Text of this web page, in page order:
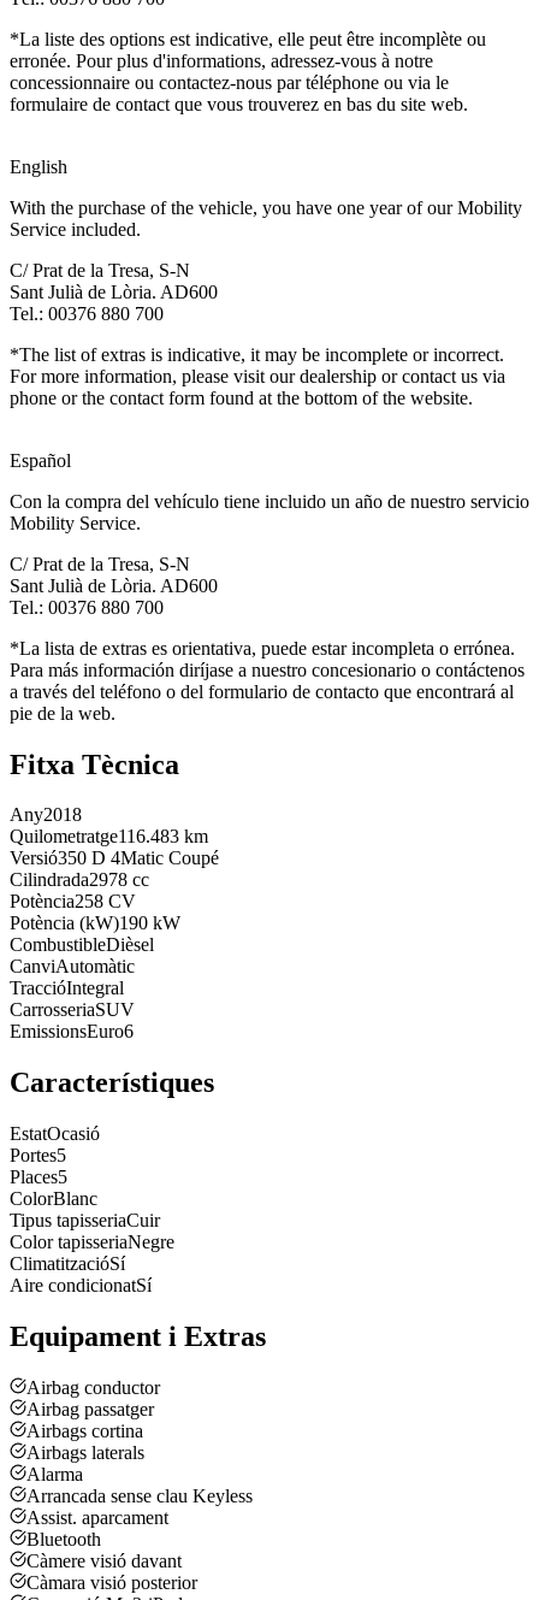
*La liste des options est indicative, elle peut être incomplète ou
erronée. Pour plus d'informations, adressez-vous à notre
concessionnaire ou contactez-nous par téléphone ou via le
formulaire de contact que vous trouverez en bas du site web.
English
With the purchase of the vehicle, you have one year of our Mobility
Service included.
C/ Prat de la Tresa, S-N
Sant Julià de Lòria. AD600
Tel.: 00376 880 700
*The list of extras is indicative, it may be incomplete or incorrect.
For more information, please visit our dealership or contact us via
phone or the contact form found at the bottom of the website.
Español
Con la compra del vehículo tiene incluido un año de nuestro servicio
Mobility Service.
C/ Prat de la Tresa, S-N
Sant Julià de Lòria. AD600
Tel.: 00376 880 700
*La lista de extras es orientativa, puede estar incompleta o errónea.
Para más información diríjase a nuestro concesionario o contáctenos
a través del teléfono o del formulario de contacto que encontrará al
pie de la web.
Fitxa Tècnica
Any2018
Quilometratge116.483 km
Versió350 D 4Matic Coupé
Cilindrada2978 cc
Potència258 CV
Potència (kW)190 kW
CombustibleDièsel
CanviAutomàtic
TraccióIntegral
CarrosseriaSUV
EmissionsEuro6
Característiques
EstatOcasió
Portes5
Places5
ColorBlanc
Tipus tapisseriaCuir
Color tapisseriaNegre
ClimatitzacióSí
Aire condicionatSí
Equipament i Extras
Airbag conductor
Airbag passatger
Airbags cortina
Airbags laterals
Alarma
Arrancada sense clau Keyless
Assist. aparcament
Bluetooth
Càmere visió davant
Càmara visió posterior